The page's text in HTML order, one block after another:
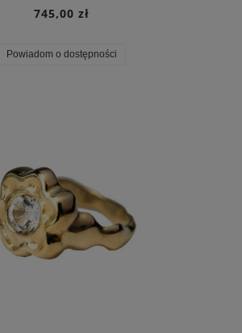
745,00 zł
Powiadom o dostępności